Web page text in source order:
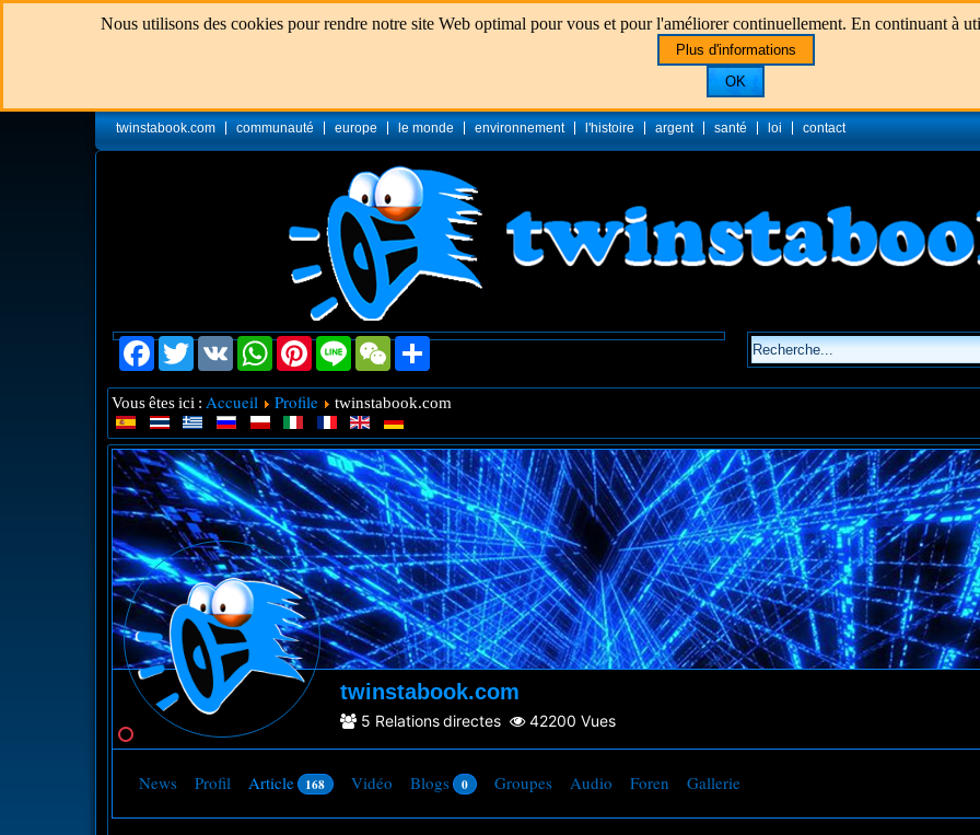
Nous utilisons des cookies pour rendre notre site Web optimal pour vous et pour l'améliorer continuellement. En continuant à
Plus d'informations
OK
twinstabook.com communauté europe le monde environnement l'histoire argent santé loi contact
Facebook
Twitter VK WhatsAppPinterestLine WeChat
Vous êtes ici : Accueil Profile twinstabook.com
twinstabook.com
Relations directes
5 Vues
42200
News Profil Article 168 Vidéo Blogs 0 Groupes Audio Foren Gallerie